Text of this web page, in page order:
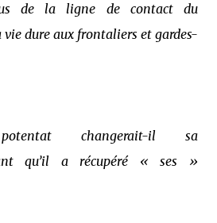
de la ligne de contact du
dure aux frontaliers et gardes-
changerait-il sa
qu’il a récupéré « ses »